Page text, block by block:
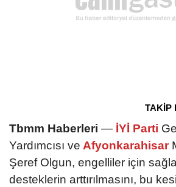
TAKİP
Tbmm Haberleri — İYİ Parti
Yardımcısı ve Afyonkarahisar
Şeref Olgun, engelliler için
desteklerin arttırılmasını, bu